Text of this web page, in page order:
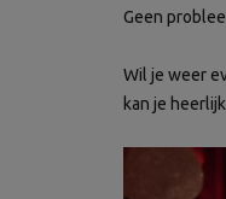
Geen
Wil je weer
kan je